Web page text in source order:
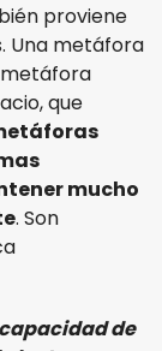
proviene
Una metáfora
que
mucho
. Son
de